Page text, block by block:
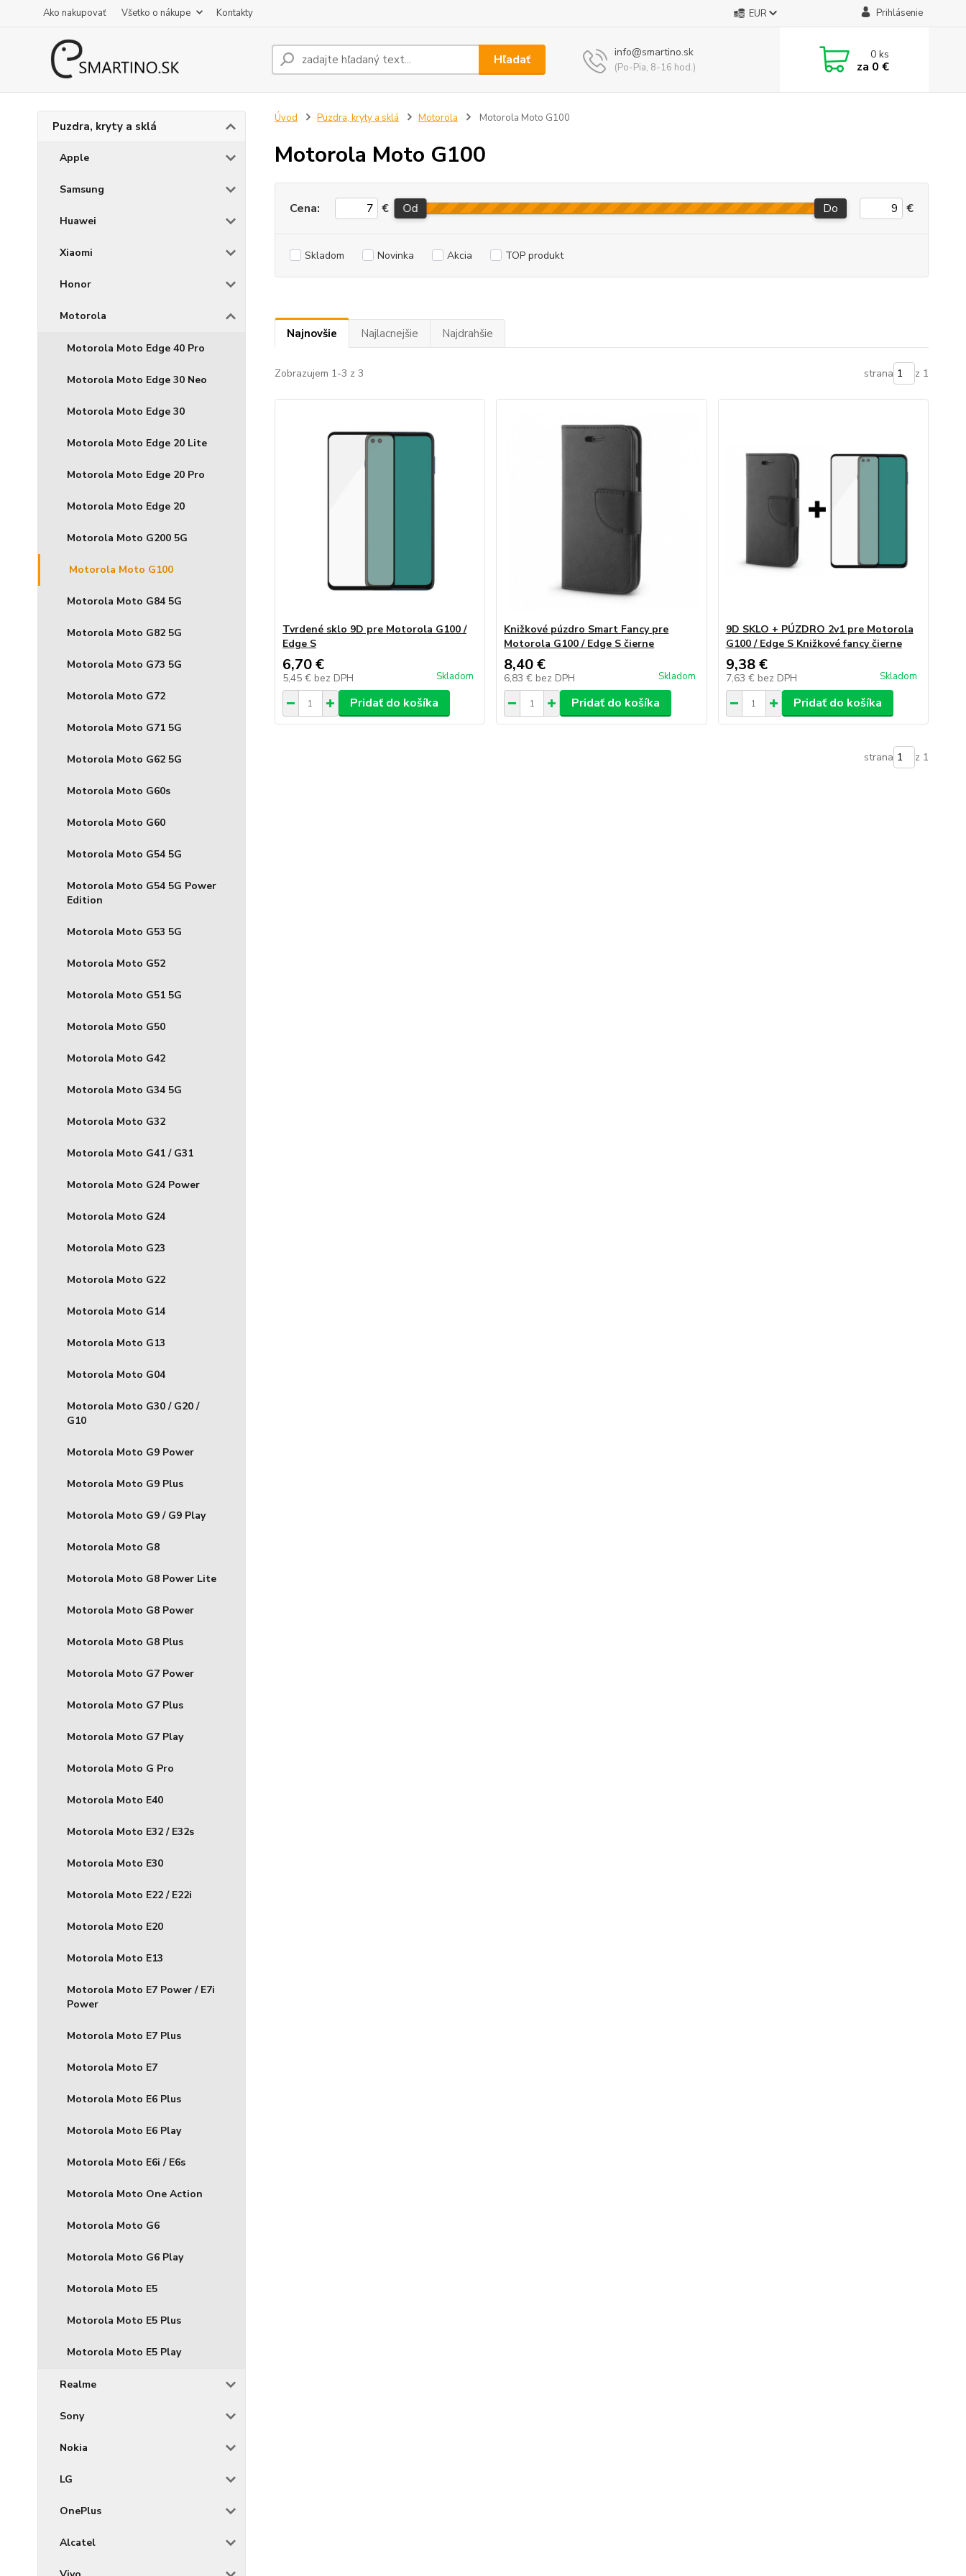
Ako nakupovať Všetko o nákupe Kontakty EUR Prihlásenie
Hľadať info@smartino.sk
(Po-Pia, 8-16 hod.)
0ks
za 0 €
Puzdra, kryty a sklá
Apple
Samsung
Huawei
Xiaomi
Honor
Motorola
Motorola Moto Edge 40 Pro
Motorola Moto Edge 30 Neo
Motorola Moto Edge 30
Motorola Moto Edge 20 Lite
Motorola Moto Edge 20 Pro
Motorola Moto Edge 20
Motorola Moto G200 5G
Motorola Moto G100
Motorola Moto G84 5G
Motorola Moto G82 5G
Motorola Moto G73 5G
Motorola Moto G72
Motorola Moto G71 5G
Motorola Moto G62 5G
Motorola Moto G60s
Motorola Moto G60
Motorola Moto G54 5G
Motorola Moto G54 5G Power
Edition
Motorola Moto G53 5G
Motorola Moto G52
Motorola Moto G51 5G
Motorola Moto G50
Motorola Moto G42
Motorola Moto G34 5G
Motorola Moto G32
Motorola Moto G41 / G31
Motorola Moto G24 Power
Motorola Moto G24
Motorola Moto G23
Motorola Moto G22
Motorola Moto G14
Motorola Moto G13
Motorola Moto G04
Motorola Moto G30 / G20 /
G10
Motorola Moto G9 Power
Motorola Moto G9 Plus
Motorola Moto G9 / G9 Play
Motorola Moto G8
Motorola Moto G8 Power Lite
Motorola Moto G8 Power
Motorola Moto G8 Plus
Motorola Moto G7 Power
Motorola Moto G7 Plus
Motorola Moto G7 Play
Motorola Moto G Pro
Motorola Moto E40
Motorola Moto E32 / E32s
Motorola Moto E30
Motorola Moto E22 / E22i
Motorola Moto E20
Motorola Moto E13
Motorola Moto E7 Power / E7i
Power
Motorola Moto E7 Plus
Motorola Moto E7
Motorola Moto E6 Plus
Motorola Moto E6 Play
Motorola Moto E6i / E6s
Motorola Moto One Action
Motorola Moto G6
Motorola Moto G6 Play
Motorola Moto E5
Motorola Moto E5 Plus
Motorola Moto E5 Play
Realme
Sony
Nokia
LG
OnePlus
Alcatel
Úvod Puzdra, kryty a sklá Motorola Motorola Moto G100
Motorola Moto G100
Cena: € Od Do €
Skladom Novinka Akcia TOP produkt
Najnovšie Najlacnejšie Najdrahšie
Zobrazujem 1-3 z 3 strana z 1
Tvrdené sklo 9D pre Motorola G100 /
Edge S
6,70 €
5,45 € bez DPH Skladom
Pridať do košíka
Knižkové púzdro Smart Fancy pre
Motorola G100 / Edge S čierne
8,40 €
6,83 € bez DPH Skladom
Pridať do košíka
9D SKLO + PÚZDRO 2v1 pre Motorola
G100 / Edge S Knižkové fancy čierne
9,38 €
7,63 € bez DPH Skladom
Pridať do košíka
strana z 1